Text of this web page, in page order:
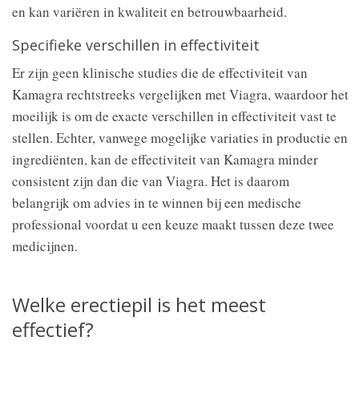
en kan variëren in kwaliteit en betrouwbaarheid.
Specifieke verschillen in effectiviteit
Er zijn geen klinische studies die de effectiviteit van
Kamagra rechtstreeks vergelijken met Viagra, waardoor het
moeilijk is om de exacte verschillen in effectiviteit vast te
stellen. Echter, vanwege mogelijke variaties in productie en
ingrediënten, kan de effectiviteit van Kamagra minder
consistent zijn dan die van Viagra. Het is daarom
belangrijk om advies in te winnen bij een medische
professional voordat u een keuze maakt tussen deze twee
medicijnen.
Welke erectiepil is het meest
effectief?